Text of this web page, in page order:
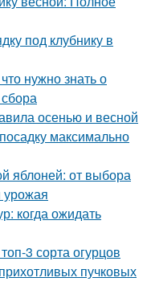
под клубнику в
нужно знать о
осенью и весной
максимально
яблоней: от выбора
урожая
когда ожидать
3 сорта огурцов
пучковых